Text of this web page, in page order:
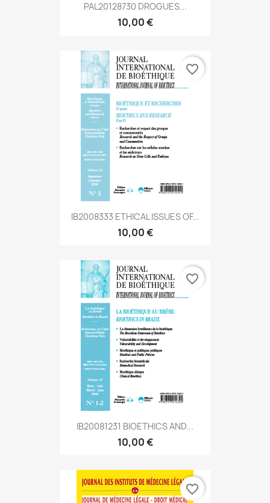
PAL20128730 DROGUES...
10,00 €
IB2008333 ETHICAL ISSUES OF...
10,00 €
favorite_border
IB20081231 BIOETHICS AND...
10,00 €
favorite_border
favorite_border